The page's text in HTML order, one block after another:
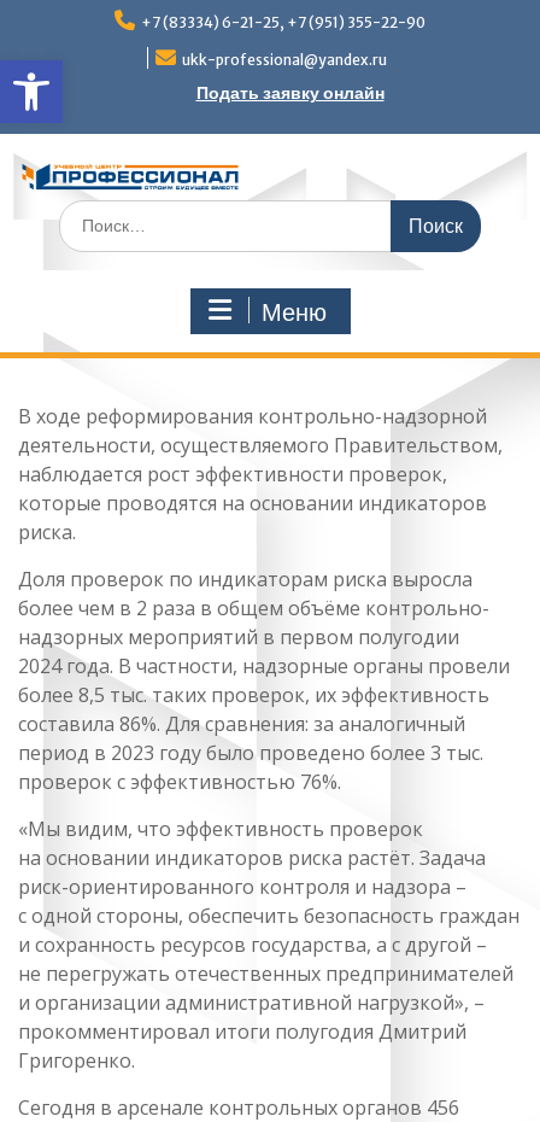
Открыть панель
содержимому
+7 (83334) 6-21-25, +7 (951) 355-22-90
ukk-professional@yandex.ru
Подать заявку онлайн
Поиск
по:
Меню
В ходе реформирования контрольно-надзорной
деятельности, осуществляемого Правительством,
наблюдается рост эффективности проверок,
которые проводятся на основании индикаторов
риска.
Доля проверок по индикаторам риска выросла
более чем в 2 раза в общем объёме контрольно-
надзорных мероприятий в первом полугодии
2024 года. В частности, надзорные органы провели
более 8,5 тыс. таких проверок, их эффективность
составила 86%. Для сравнения: за аналогичный
период в 2023 году было проведено более 3 тыс.
проверок с эффективностью 76%.
«Мы видим, что эффективность проверок
на основании индикаторов риска растёт. Задача
риск-ориентированного контроля и надзора –
с одной стороны, обеспечить безопасность граждан
и сохранность ресурсов государства, а с другой –
не перегружать отечественных предпринимателей
и организации административной нагрузкой», –
прокомментировал итоги полугодия Дмитрий
Григоренко.
Сегодня в арсенале контрольных органов 456